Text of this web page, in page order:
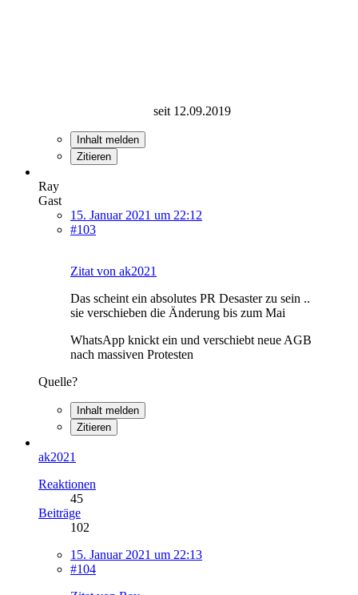
seit 12.09.2019
Inhalt melden
Zitieren
Ray
Gast
15. Januar 2021 um 22:12
#103
Zitat von ak2021
Das scheint ein absolutes PR Desaster zu sein ..
sie verschieben die Änderung bis zum Mai
WhatsApp knickt ein und verschiebt neue AGB
nach massiven Protesten
Quelle?
Inhalt melden
Zitieren
ak2021
Reaktionen
45
Beiträge
102
15. Januar 2021 um 22:13
#104